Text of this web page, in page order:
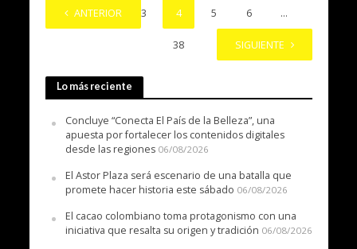
ANTERIOR
1 2 3 4 5 6 …
38 SIGUIENTE
Lo más reciente
Concluye “Conecta El País de la Belleza”, una
apuesta por fortalecer los contenidos digitales
desde las regiones 06/08/2026
El Astor Plaza será escenario de una batalla que
promete hacer historia este sábado 06/08/2026
El cacao colombiano toma protagonismo con una
iniciativa que resalta su origen y tradición 06/08/2026